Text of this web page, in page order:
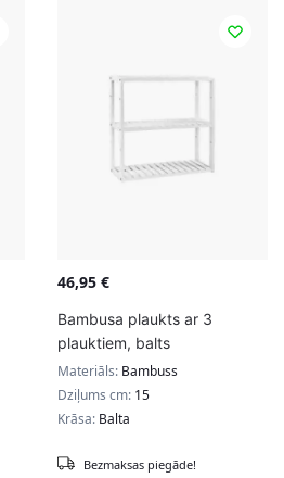
46,95 €
Bambusa plaukts ar 3
plauktiem, balts
Materiāls: Bambuss
Dziļums cm: 15
Krāsa: Balta
Bezmaksas piegāde!